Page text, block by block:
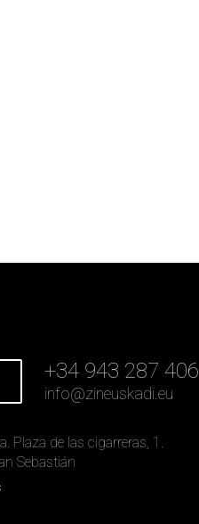
+34 943 287 406
info@zineuskadi.eu
Plaza de las cigarreras, 1.
Sebastián